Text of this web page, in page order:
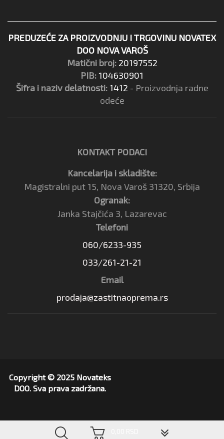
PREDUZEĆE ZA PROIZVODNJU I TRGOVINU NOVATEX
DOO NOVA VAROŠ
Matični broj: 20197552
PIB: 104630901
Šifra i naziv delatnosti: 1412 - Proizvodnja radne
odeće
KONTAKT PODACI
Kancelarija i skladište:
Magistralni put 15, Nova Varoš 31320, Srbija
Ogranak:
Janka Stajčića 3, Lazarevac
Telefoni
060/6233-935
033/261-21-21
Email
prodaja@zastitnaoprema.rs
Copyright © 2025 Novateks
DOO. Sva prava zadržana.
▼